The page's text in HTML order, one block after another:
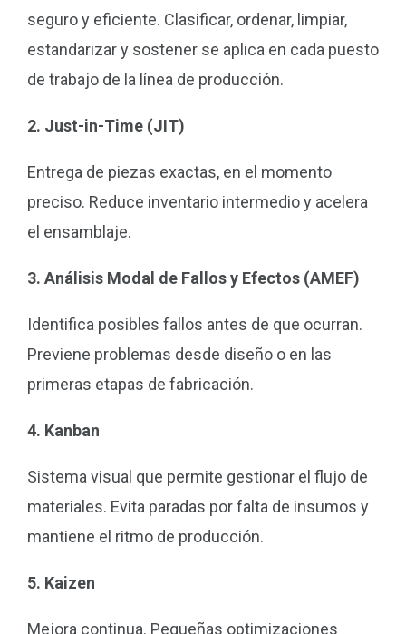
seguro y eficiente. Clasificar, ordenar, limpiar,
estandarizar y sostener se aplica en cada puesto
de trabajo de la línea de producción.
2. Just-in-Time (JIT)
Entrega de piezas exactas, en el momento
preciso. Reduce inventario intermedio y acelera
el ensamblaje.
3. Análisis Modal de Fallos y Efectos (AMEF)
Identifica posibles fallos antes de que ocurran.
Previene problemas desde diseño o en las
primeras etapas de fabricación.
4. Kanban
Sistema visual que permite gestionar el flujo de
materiales. Evita paradas por falta de insumos y
mantiene el ritmo de producción.
5. Kaizen
Mejora continua. Pequeñas optimizaciones